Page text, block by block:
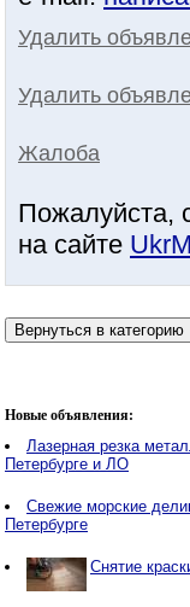
Удалить
Удалить
Жалоба
Пожалуйста,
на сайте
Новые объявления:
Лазерная резка
Петербурге и ЛО
Свежие морские
Петербурге
Снятие